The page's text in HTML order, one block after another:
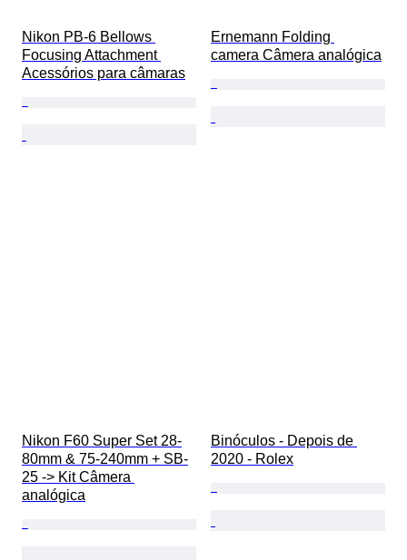
Nikon PB-6 Bellows
Focusing Attachment
Acessórios para câmaras
Ernemann Folding
camera Câmera analógica
Nikon F60 Super Set 28-
80mm & 75-240mm + SB-
25 -> Kit Câmera
analógica
Binóculos - Depois de
2020 - Rolex